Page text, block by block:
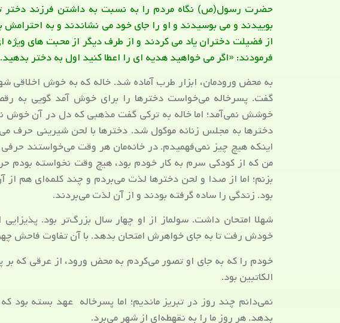
حضرت رسول(ص) نگاه مردم را به نسبت به داشتن فرزند
بوییدند و می بوسیدند و او را جای خود می نشاندند و به
از فضیلت دختران یاد می کردند و از طرف دیگر از محبت های
فرمودند: «اگر می خواهید هدیه ای را اعطا کنید اول به دختر
به محض ورودمان، ابزار طرب آماده شد. خاله که به خوش اخلاقی
گفت. پسرخاله می‌خواست دخترها را برای خوش آمد گویی به
خوشش نمی‌آمد؛ اما خاله به ترکی گفت مذهبی که دل در آن خوش
دخترها به مجلس زنانه موکول شد. دخترها با لحن شیرینی حرف
اینکه هیچ چیز نمی‌فهمیدم. در خانه‌مان هر وقت می‌خواستند
من که از کودکی سرم به کار خودم بود، هیچ وقت نخواسته بودم
بزنم؛ اما از صدا و لحن دخترها لذت می‌بردم و چند کلمه‌ای هم از
بود. زندگی را ساده گرفته بودند و از آن لذت می‌بردند.
شهلا امتحان داشت. سولماز از او چهار سال بزرگ‌تر بود.
خودش رفت تا به جای خواهرش امتحان بدهد. با آن تفاوت فاحش
خودم را که به جای او تصور می‌کردم به محض ورود، از عرقی که بر
الکاتبین بود.
نمی‌دانم چند روز در تبریز ماندیم؛ اما پسرخاله عهد بسته بود
بدهد. هر روز ما را به نقهطه‌ای از شهر می‌برد.